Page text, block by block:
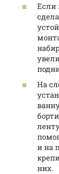
Если
На
и на
них.